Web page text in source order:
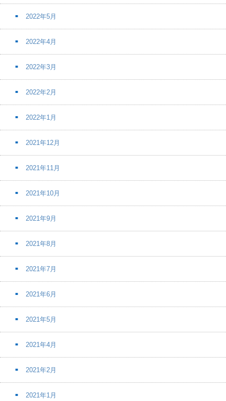
2022年5月
2022年4月
2022年3月
2022年2月
2022年1月
2021年12月
2021年11月
2021年10月
2021年9月
2021年8月
2021年7月
2021年6月
2021年5月
2021年4月
2021年2月
2021年1月